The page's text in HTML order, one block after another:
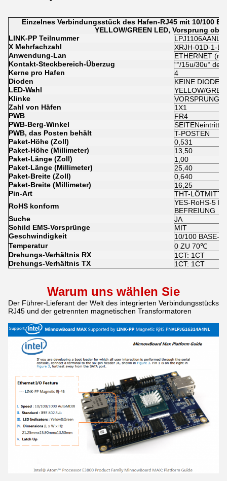
Einzelnes Verbindungsstück des Hafen-RJ45 mit 10/100
YELLOW/GREEN LED, Vorsprung
LINK-PP Teilnummer
LPJ1106AANL
X Mehrfachzahl
XRJH-01D-1-
Anwendung-Lan
ETHERNET
Kontakt-Steckbereich-Überzug
““/15u/30u“
Kerne pro Hafen
4
Dioden
KEINE DIODEN
LED-Wahl
YELLOW/
Klinke
VORSPRUNG
Zahl von Häfen
1X1
PWB
FR4
PWB-Berg-Winkel
SEITENeintritt
PWB, das Posten behält
T-POSTEN
Paket-Höhe (Zoll)
0,531
Paket-Höhe (Millimeter)
13,50
Paket-Länge (Zoll)
1,00
Paket-Länge (Millimeter)
25,40
Paket-Breite (Zoll)
0,640
Paket-Breite (Millimeter)
16,25
Pin-Art
THT-
RoHS konform
YES-RoHS-5
BEFREIUNG
Suche
JA
Schild EMS-Vorsprünge
MIT
Geschwindigkeit
10/100 BASE-T
Temperatur
0 ZU 70℃
Drehungs-Verhältnis RX
1CT: 1CT
Drehungs-Verhältnis TX
1CT: 1CT
Warum uns wählen Sie
Der Führer-Lieferant der Welt des integrierten Verbindungsstücks
RJ45 und der getrennten magnetischen Transformatoren